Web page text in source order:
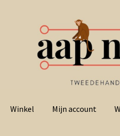
Winkel Mijn account